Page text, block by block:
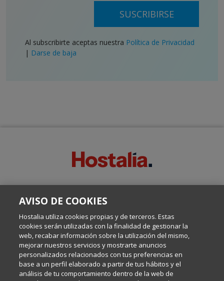
SUSCRIBIRSE
Al subscribirte aceptas nuestra Política de Privacidad
| Darse de baja
Escrito por el equipo de Comunicación de Hostalia, dirigido por
Internet y Tecnología.
Política de privacidad
AVISO DE COOKIES
Hostalia utiliza cookies propias y de terceros. Estas
cookies serán utilizadas con la finalidad de gestionar la
web, recabar información sobre la utilización del mismo,
mejorar nuestros servicios y mostrarte anuncios
personalizados relacionados con tus preferencias en
base a un perfil elaborado a partir de tus hábitos y el
análisis de tu comportamiento dentro de la web de